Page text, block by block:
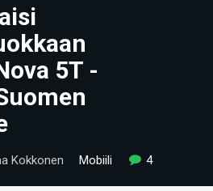
5T -
Kokkonen Mobiili 4